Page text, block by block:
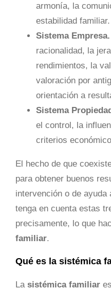
armonía, la
estabilidad familiar.
Sistema Empresa.
racionalidad, la
rendimientos, la
valoración por
orientación a
Sistema
el control, la
criterios
El hecho de que
para obtener buenos
intervención o de
tenga en cuenta estas
precisamente, lo que
familiar.
Qué es la sistémica
La sistémica familiar